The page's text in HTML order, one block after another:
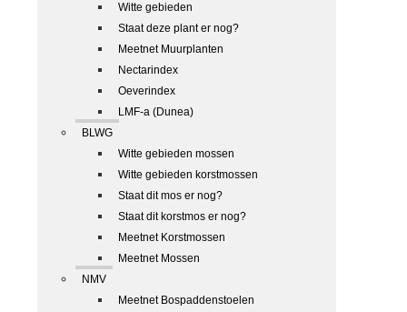
Witte gebieden
Staat deze plant er nog?
Meetnet Muurplanten
Nectarindex
Oeverindex
LMF-a (Dunea)
BLWG
Witte gebieden mossen
Witte gebieden korstmossen
Staat dit mos er nog?
Staat dit korstmos er nog?
Meetnet Korstmossen
Meetnet Mossen
NMV
Meetnet Bospaddenstoelen